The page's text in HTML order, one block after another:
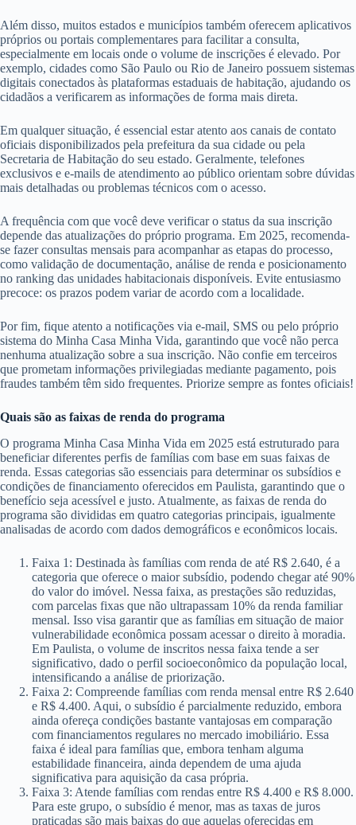
Além disso, muitos estados e municípios também oferecem aplicativos
próprios ou portais complementares para facilitar a consulta,
especialmente em locais onde o volume de inscrições é elevado. Por
exemplo, cidades como São Paulo ou Rio de Janeiro possuem sistemas
digitais conectados às plataformas estaduais de habitação, ajudando os
cidadãos a verificarem as informações de forma mais direta.
Em qualquer situação, é essencial estar atento aos canais de contato
oficiais disponibilizados pela prefeitura da sua cidade ou pela
Secretaria de Habitação do seu estado. Geralmente, telefones
exclusivos e e-mails de atendimento ao público orientam sobre dúvidas
mais detalhadas ou problemas técnicos com o acesso.
A frequência com que você deve verificar o status da sua inscrição
depende das atualizações do próprio programa. Em 2025, recomenda-
se fazer consultas mensais para acompanhar as etapas do processo,
como validação de documentação, análise de renda e posicionamento
no ranking das unidades habitacionais disponíveis. Evite entusiasmo
precoce: os prazos podem variar de acordo com a localidade.
Por fim, fique atento a notificações via e-mail, SMS ou pelo próprio
sistema do Minha Casa Minha Vida, garantindo que você não perca
nenhuma atualização sobre a sua inscrição. Não confie em terceiros
que prometam informações privilegiadas mediante pagamento, pois
fraudes também têm sido frequentes. Priorize sempre as fontes oficiais!
Quais são as faixas de renda do programa
O programa Minha Casa Minha Vida em 2025 está estruturado para
beneficiar diferentes perfis de famílias com base em suas faixas de
renda. Essas categorias são essenciais para determinar os subsídios e
condições de financiamento oferecidos em Paulista, garantindo que o
benefício seja acessível e justo. Atualmente, as faixas de renda do
programa são divididas em quatro categorias principais, igualmente
analisadas de acordo com dados demográficos e econômicos locais.
Faixa 1: Destinada às famílias com renda de até R$ 2.640, é a
categoria que oferece o maior subsídio, podendo chegar até 90%
do valor do imóvel. Nessa faixa, as prestações são reduzidas,
com parcelas fixas que não ultrapassam 10% da renda familiar
mensal. Isso visa garantir que as famílias em situação de maior
vulnerabilidade econômica possam acessar o direito à moradia.
Em Paulista, o volume de inscritos nessa faixa tende a ser
significativo, dado o perfil socioeconômico da população local,
intensificando a análise de priorização.
Faixa 2: Compreende famílias com renda mensal entre R$ 2.640
e R$ 4.400. Aqui, o subsídio é parcialmente reduzido, embora
ainda ofereça condições bastante vantajosas em comparação
com financiamentos regulares no mercado imobiliário. Essa
faixa é ideal para famílias que, embora tenham alguma
estabilidade financeira, ainda dependem de uma ajuda
significativa para aquisição da casa própria.
Faixa 3: Atende famílias com rendas entre R$ 4.400 e R$ 8.000.
Para este grupo, o subsídio é menor, mas as taxas de juros
praticadas são mais baixas do que aquelas oferecidas em